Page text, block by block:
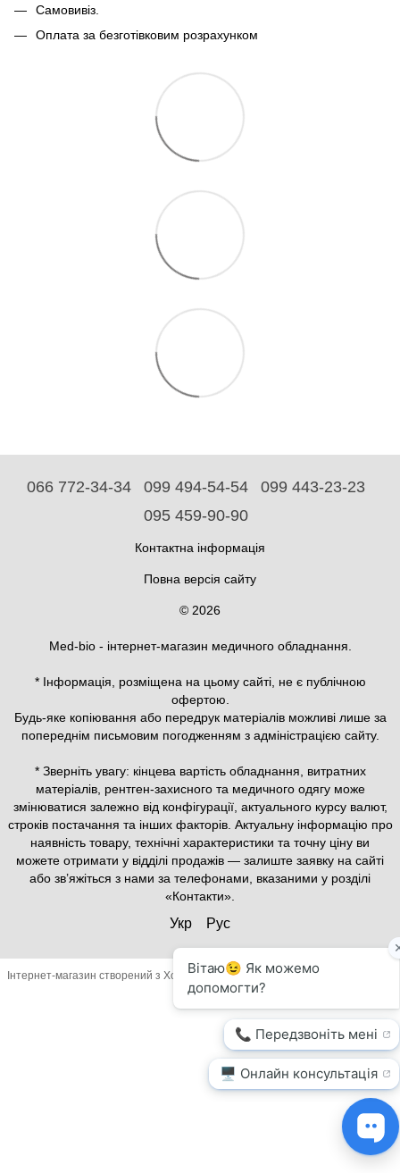
Самовивіз.
Оплата за безготівковим розрахунком
066 772-34-34 099 494-54-54
099 443-23-23
095 459-90-90
Контактна інформація
Повна версія сайту
© 2026
Med-bio - інтернет-магазин медичного обладнання.
* Інформація, розміщена на цьому сайті, не є публічною
офертою.
Будь-яке копіювання або передрук матеріалів можливі лише за
попереднім письмовим погодженням з адміністрацією сайту.
* Зверніть увагу: кінцева вартість обладнання, витратних
матеріалів, рентген-захисного та медичного одягу може
змінюватися залежно від конфігурації, актуального курсу валют,
строків постачання та інших факторів. Актуальну інформацію про
наявність товару, технічні характеристики та точну ціну ви
можете отримати у відділі продажів — залиште заявку на сайті
або зв’яжіться з нами за телефонами, вказаними у розділі
«Контакти».
Укр Рус
Інтернет-магазин створений з Хорошоп